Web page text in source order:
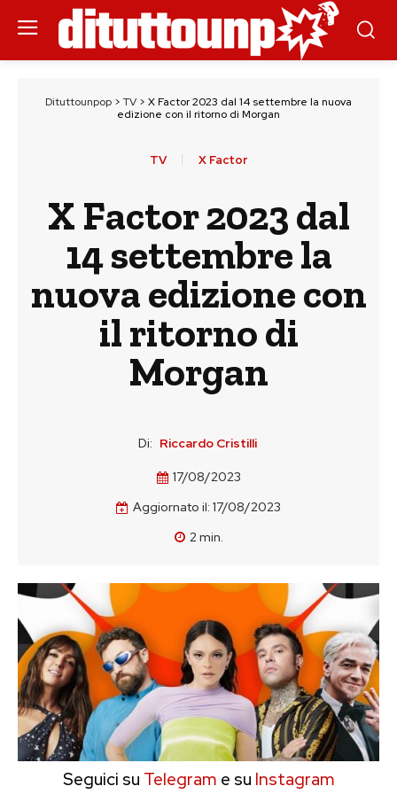
Dituttounpop > TV > X Factor 2023 dal 14 settembre la nuova
edizione con il ritorno di Morgan
TV X Factor
X Factor 2023 dal
14 settembre la
nuova edizione con
il ritorno di
Morgan
Di: Riccardo Cristilli
17/08/2023
Aggiornato il: 17/08/2023
2min.
Seguici su Telegram e su Instagram